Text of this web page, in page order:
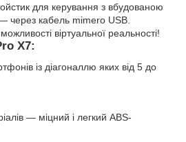
для керування з вбудованою
кабель mimero USB.
віртуальної реальності!
X7:
із діагоналлю яких від 5 до
— міцний і легкий ABS-